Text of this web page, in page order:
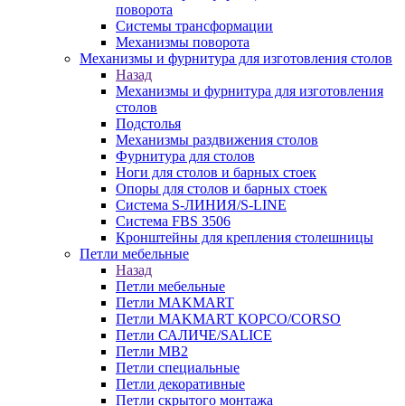
поворота
Системы трансформации
Механизмы поворота
Механизмы и фурнитура для изготовления столов
Назад
Механизмы и фурнитура для изготовления
столов
Подстолья
Механизмы раздвижения столов
Фурнитура для столов
Ноги для столов и барных стоек
Опоры для столов и барных стоек
Система S-ЛИНИЯ/S-LINE
Система FBS 3506
Кронштейны для крепления столешницы
Петли мебельные
Назад
Петли мебельные
Петли MAKMART
Петли MAKMART КОРСО/CORSO
Петли САЛИЧЕ/SALICE
Петли MB2
Петли специальные
Петли декоративные
Петли скрытого монтажа